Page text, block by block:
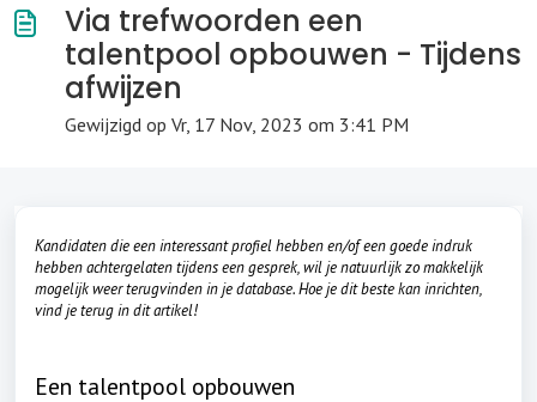
Via trefwoorden een
talentpool opbouwen - Tijdens
afwijzen
Gewijzigd op Vr, 17 Nov, 2023 om 3:41 PM
Kandidaten die een interessant profiel hebben en/of een goede indruk
hebben achtergelaten tijdens een gesprek, wil je natuurlijk zo makkelijk
mogelijk weer terugvinden in je database. Hoe je dit beste kan inrichten,
vind je terug in dit artikel!
Een talentpool opbouwen